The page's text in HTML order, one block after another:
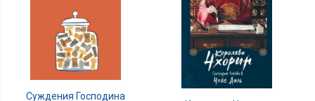
Суждения Господина